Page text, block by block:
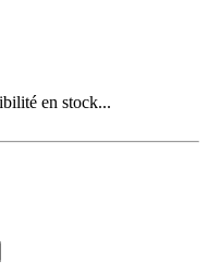
en stock...